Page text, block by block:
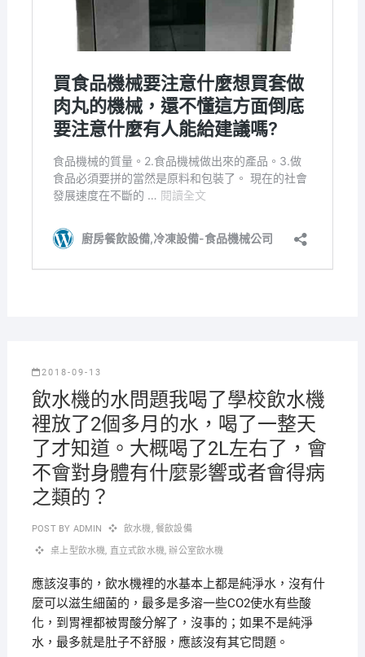
2018-09-13
飲水機的水問題我喝了學校飲水機
裡放了2個多月的水，喝了一整天
了才知道。大概喝了2L左右了，會
不會對身體有什麼影響或者會得病
之類的？
POST BY ADMIN 飲水機, 餐飲設備
桌上型飲水機, 直立式飲水機,辦公室飲水機
應該沒事的，飲水機裡的水基本上都是純淨水，沒有什
麼可以滋生細菌的，最多是多溶一些CO2使水有些酸
化，到胃裡都被胃酸分解了，沒事的；如果不是純淨
水，最多就是肚子不舒服，應該沒有其它問題。